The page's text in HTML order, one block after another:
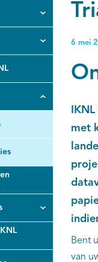
6 mei
met
Bent
van